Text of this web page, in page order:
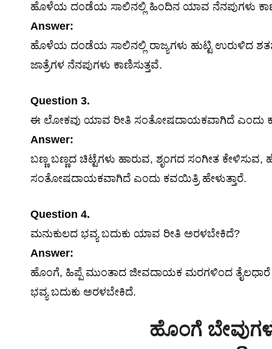
ಹೊಳೆಯ ದಂಡೆಯ ಸಾಲಿನಲ್ಲಿ ಹಿಂದಿನ ಯಾವ ನೆನಪುಗಳು
Answer:
ಹೊಳೆಯ ದಂಡೆಯ ಸಾಲಿನಲ್ಲಿ ರಾಜ್ಯಗಳು ಹುಟ್ಟಿ ಉರುಳಿದ
ಜಾತ್ರೆಗಳ ನೆನಪುಗಳು ಕಾಣಿಸುತ್ತವೆ.
Question 3.
ಈ ಲೋಕವು ಯಾವ ರೀತಿ ಸಂತೋಷದಾಯಕವಾಗಿದೆ ಎಂದು
Answer:
ಬಣ್ಣ ಬಣ್ಣದ ಚಿಟ್ಟೆಗಳು ಹಾರುವ, ಶೃಂಗದ ಸಂಗೀತ
ಸಂತೋಷದಾಯಕವಾಗಿದೆ ಎಂದು ಕವಯಿತ್ರಿ ಹೇಳುತ್ತಾರೆ.
Question 4.
ಮನುಕುಲದ ಭವ್ಯ ಬದುಕು ಯಾವ ರೀತಿ ಅರಳಬೇಕಿದೆ?
Answer:
ಹೊಂಗೆ, ಹಿಪ್ಪೆ ಮುಂತಾದ ಜೀವದಾಯಕ ಮರಗಳಿಂದ
ಭವ್ಯ ಬದುಕು ಅರಳಬೇಕಿದೆ.
ಹೊಂಗೆ